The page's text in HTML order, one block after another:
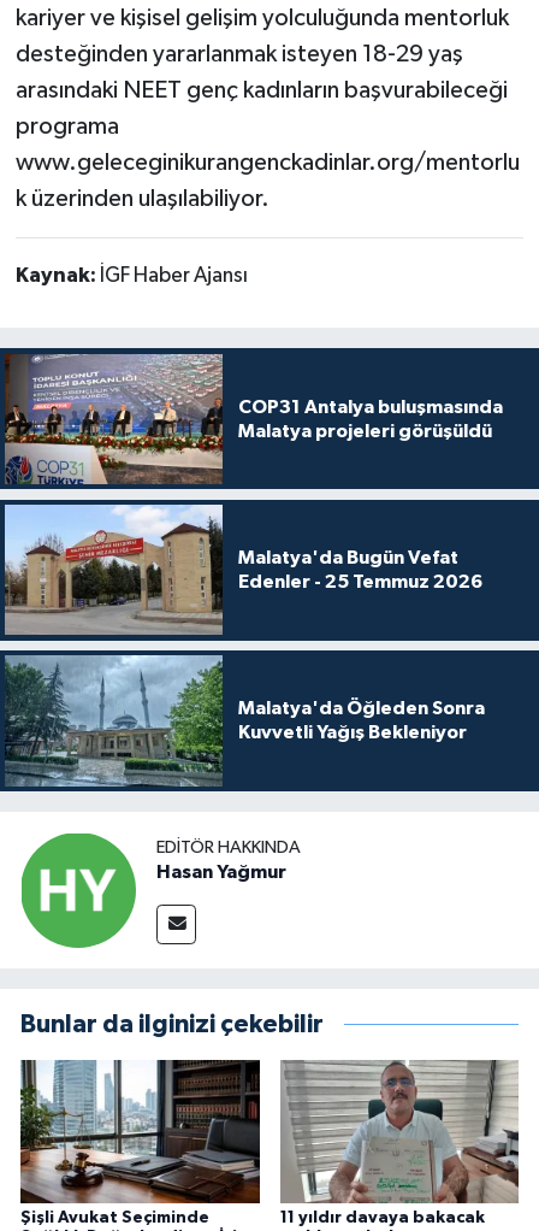
kariyer ve kişisel gelişim yolculuğunda mentorluk
desteğinden yararlanmak isteyen 18-29 yaş
arasındaki NEET genç kadınların başvurabileceği
programa
www.geleceginikurangenckadinlar.org/mentorlu
k üzerinden ulaşılabiliyor.
Kaynak: İGF Haber Ajansı
COP31 Antalya buluşmasında
Malatya projeleri görüşüldü
Malatya'da Bugün Vefat
Edenler - 25 Temmuz 2026
Malatya'da Öğleden Sonra
Kuvvetli Yağış Bekleniyor
EDITÖR HAKKINDA
Hasan Yağmur
Bunlar da ilginizi çekebilir
Şişli Avukat Seçiminde
11 yıldır davaya bakacak